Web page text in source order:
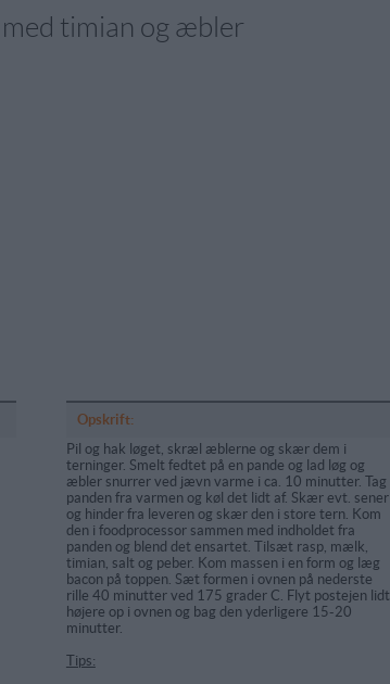
med timian og æbler
Opskrift:
Pil og hak løget, skræl æblerne og skær dem i
terninger. Smelt fedtet på en pande og lad løg og
æbler snurrer ved jævn varme i ca. 10 minutter. Tag
panden fra varmen og køl det lidt af. Skær evt. sener
og hinder fra leveren og skær den i store tern. Kom
den i foodprocessor sammen med indholdet fra
panden og blend det ensartet. Tilsæt rasp, mælk,
timian, salt og peber. Kom massen i en form og læg
bacon på toppen. Sæt formen i ovnen på nederste
rille 40 minutter ved 175 grader C. Flyt postejen lidt
højere op i ovnen og bag den yderligere 15-20
minutter.
Tips: